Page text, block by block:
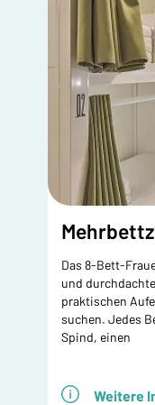
Das 8-Bett-
und
praktischen
suchen. Jedes
Spind, einen
Weitere